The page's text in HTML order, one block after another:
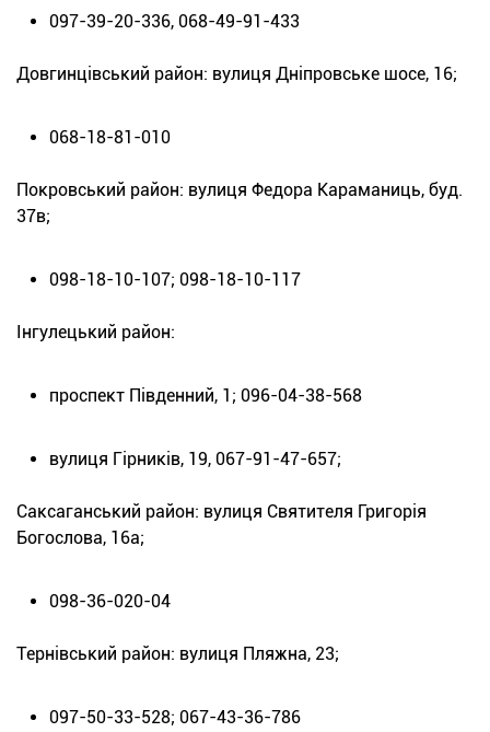
097-39-20-336, 068-49-91-433
Довгинцівський район: вулиця Дніпровське шосе, 16;
068-18-81-010
Покровський район: вулиця Федора Караманиць, буд.
37в;
098-18-10-107; 098-18-10-117
Інгулецький район:
проспект Південний, 1; 096-04-38-568
вулиця Гірників, 19, 067-91-47-657;
Саксаганський район: вулиця Святителя Григорія
Богослова, 16а;
098-36-020-04
Тернівський район: вулиця Пляжна, 23;
097-50-33-528; 067-43-36-786